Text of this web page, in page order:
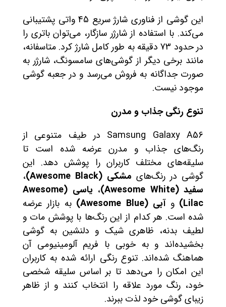
این گوشی از فناوری شارژ سریع 45 واتی پشتیبانی
می‌کند. با استفاده از شارژر سازگار، می‌توان باتری را
در حدود 73 دقیقه به طور کامل شارژ کرد. متاسفانه،
مانند برخی دیگر از گوشی‌های سامسونگ، شارژر به
صورت جداگانه به فروش می‌رسد و در جعبه گوشی
موجود نیست.
تنوع رنگی جذاب و مدرن
Samsung Galaxy A56 در طیف متنوعی از
رنگ‌های جذاب و مدرن عرضه شده است تا
سلیقه‌های مختلف کاربران را پوشش دهد. این
گوشی در رنگ‌های مشکی (Awesome Black)
،
سفید (Awesome White)
،
یاسی (Awesome
Lilac)
وآبی (Awesome Blue)
به بازار عرضه
شده است. هر کدام از این رنگ‌ها با پوشش مات و
لطیف بدنه، ظاهری شیک و دلنشین به گوشی
بخشیده‌اند و به خوبی با فریم آلومینیومی آن
هماهنگ شده‌اند. تنوع رنگی ارائه شده به کاربران
این امکان را می‌دهد تا بر اساس سلیقه شخصی
خود، رنگ مورد علاقه را انتخاب کنند و از ظاهر
زیبای گوشی خود لذت ببرند.